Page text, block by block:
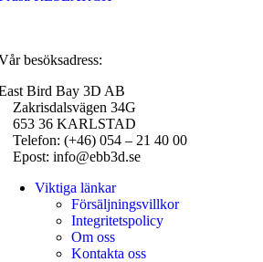
besöksadress:
Bird Bay 3D AB
34G
36 KARLSTAD
(+46) 054 – 21 40 00
info@ebb3d.se
Viktiga länkar
Försäljningsvillkor
Integritetspolicy
Om oss
Kontakta oss